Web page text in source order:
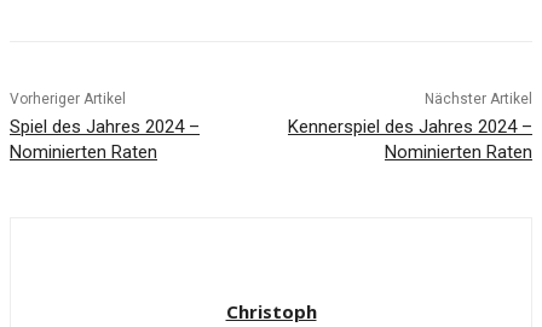
Vorheriger Artikel
Spiel des Jahres 2024 –
Nominierten Raten
Nächster Artikel
Kennerspiel des Jahres 2024 –
Nominierten Raten
Christoph